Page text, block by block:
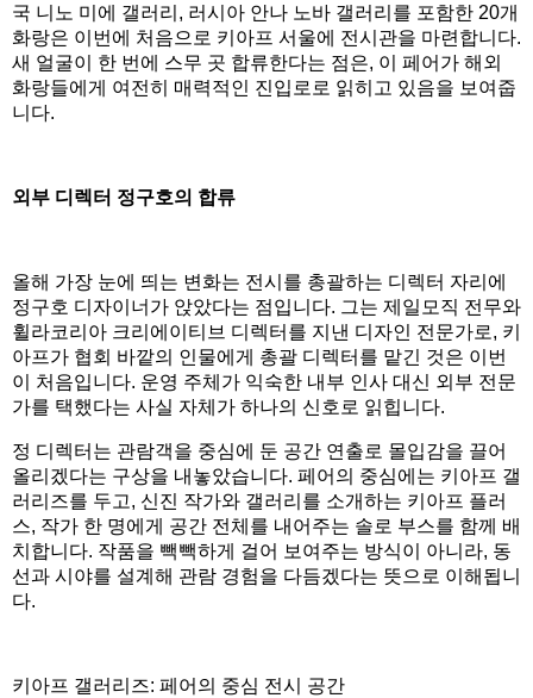
국 니노 미에 갤러리, 러시아 안나 노바 갤러리를 포함한 20개
화랑은 이번에 처음으로 키아프 서울에 전시관을 마련합니다.
새 얼굴이 한 번에 스무 곳 합류한다는 점은, 이 페어가 해외
화랑들에게 여전히 매력적인 진입로로 읽히고 있음을 보여줍
니다.
외부 디렉터 정구호의 합류
올해 가장 눈에 띄는 변화는 전시를 총괄하는 디렉터 자리에
정구호 디자이너가 앉았다는 점입니다. 그는 제일모직 전무와
휠라코리아 크리에이티브 디렉터를 지낸 디자인 전문가로, 키
아프가 협회 바깥의 인물에게 총괄 디렉터를 맡긴 것은 이번
이 처음입니다. 운영 주체가 익숙한 내부 인사 대신 외부 전문
가를 택했다는 사실 자체가 하나의 신호로 읽힙니다.
정 디렉터는 관람객을 중심에 둔 공간 연출로 몰입감을 끌어
올리겠다는 구상을 내놓았습니다. 페어의 중심에는 키아프 갤
러리즈를 두고, 신진 작가와 갤러리를 소개하는 키아프 플러
스, 작가 한 명에게 공간 전체를 내어주는 솔로 부스를 함께 배
치합니다. 작품을 빽빽하게 걸어 보여주는 방식이 아니라, 동
선과 시야를 설계해 관람 경험을 다듬겠다는 뜻으로 이해됩니
다.
키아프 갤러리즈: 페어의 중심 전시 공간